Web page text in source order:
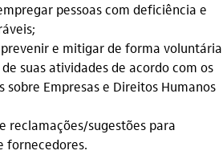
pessoas com deficiência e
e mitigar de forma voluntária
suas atividades de acordo com os
sobre Empresas e Direitos Humanos
reclamações/sugestões para
fornecedores.